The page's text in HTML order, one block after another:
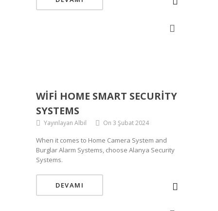
WIFI HOME SMART SECURITY
SYSTEMS
Yayınlayan Albil On 3 Şubat 2024
When it comes to Home Camera System and
Burglar Alarm Systems, choose Alanya Security
Systems.
DEVAMI